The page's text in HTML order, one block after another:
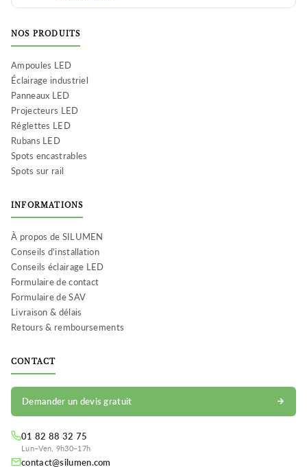
NOS PRODUITS
Ampoules LED
Éclairage industriel
Panneaux LED
Projecteurs LED
Réglettes LED
Rubans LED
Spots encastrables
Spots sur rail
INFORMATIONS
À propos de SILUMEN
Conseils d'installation
Conseils éclairage LED
Formulaire de contact
Formulaire de SAV
Livraison & délais
Retours & remboursements
CONTACT
Demander un devis gratuit
01 82 88 32 75
Lun–Ven, 9h30–17h
contact@silumen.com